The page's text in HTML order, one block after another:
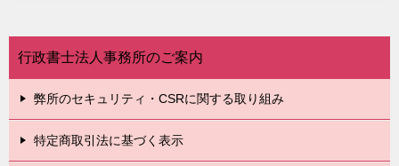
行政書士法人事務所のご案内
弊所のセキュリティ・CSRに関する取り組み
特定商取引法に基づく表示